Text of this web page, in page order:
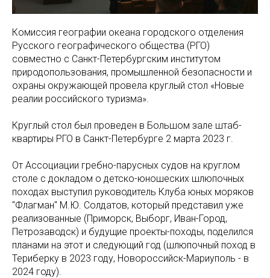
Комиссия географии океана городского отделения
Русского географического общества (РГО)
совместно с Санкт-Петербургским институтом
природопользования, промышленной безопасности и
охраны окружающей провела круглый стол «Новые
реалии российского туризма».
Круглый стол был проведен в Большом зале штаб-
квартиры РГО в Санкт-Петербурге 2 марта 2023 г.
От Ассоциации гребно-парусных судов на круглом
столе с докладом о детско-юношеских шлюпочных
походах выступил руководитель Клуба юных моряков
"Флагман" М.Ю. Солдатов, который представил уже
реализованные (Приморск, Выборг, Иван-Город,
Петрозаводск) и будущие проекты-походы, поделился
планами на этот и следующий год (шлюпочный поход в
Териберку в 2023 году, Новороссийск-Мариуполь - в
2024 году).